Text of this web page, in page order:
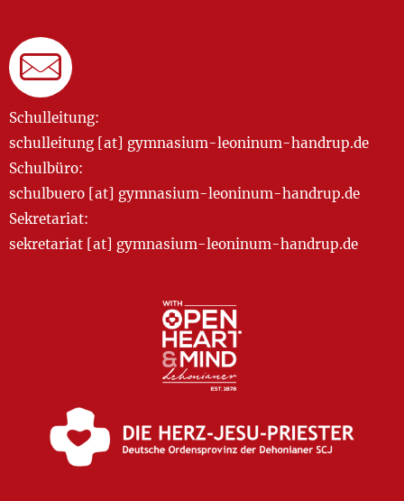
Schulleitung:
schulleitung [at] gymnasium-leoninum-handrup.de
Schulbüro:
schulbuero [at] gymnasium-leoninum-handrup.de
Sekretariat:
sekretariat [at] gymnasium-leoninum-handrup.de